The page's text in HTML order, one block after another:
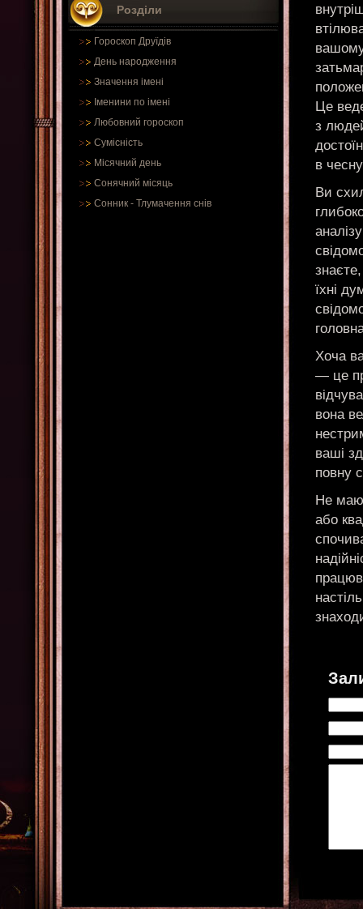
Розділи
Гороскоп Друїдів
День народження
Значення імені
Іменини по імені
Любовний гороскоп
Сумісність
Місячний день
Сонячний місяць
Сонник - Тлумачення снів
Це
з
в
Ви
їхні
Хоча
— це
вона
ваші
повну
Не
або